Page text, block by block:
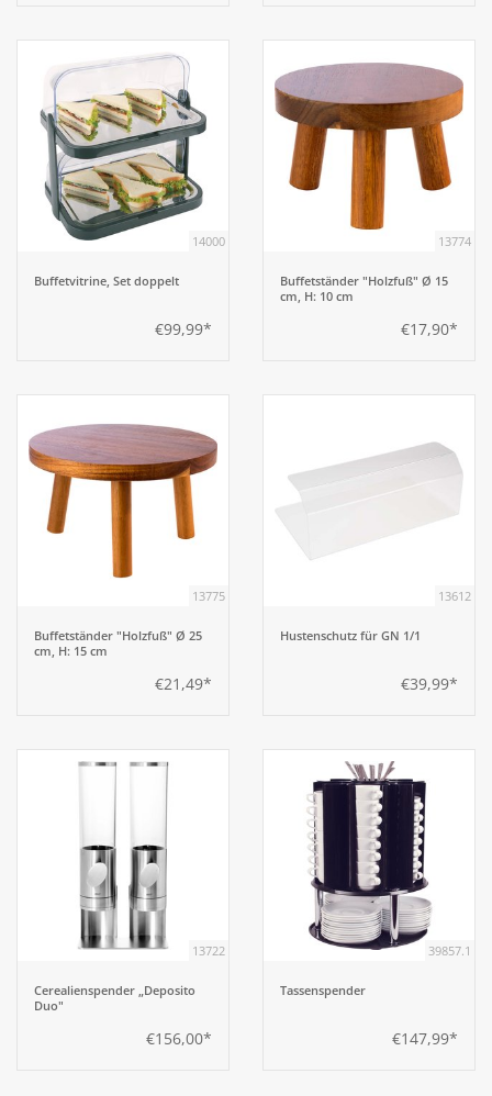
Küchenmöbel
14000
Buffetvitrine, Set doppelt
€99,99*
13774
Buffetständer "Holzfuß" Ø 15
cm, H: 10 cm
€17,90*
13775
Buffetständer "Holzfuß" Ø 25
cm, H: 15 cm
€21,49*
13612
Hustenschutz für GN 1/1
€39,99*
13722
Cerealienspender „Deposito
Duo"
€156,00*
39857.1
Tassenspender
€147,99*